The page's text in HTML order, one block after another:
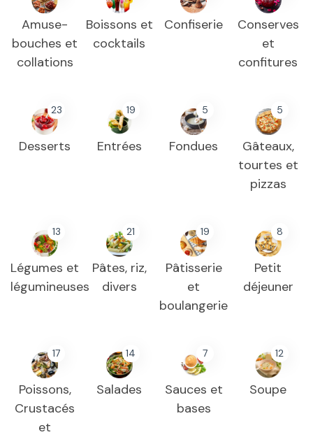
Amuse-
bouches et
collations
Boissons et
cocktails
Confiserie
Conserves
et
confitures
23
Desserts
19
Entrées
5
Fondues
5
Gâteaux,
tourtes et
pizzas
13
Légumes et
légumineuses
21
Pâtes, riz,
divers
19
Pâtisserie
et
boulangerie
8
Petit
déjeuner
17
Poissons,
Crustacés
et
14
Salades
7
Sauces et
bases
12
Soupe